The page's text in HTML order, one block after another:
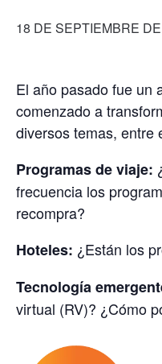
18 DE SEPTIEMBRE
El año pasado fue un
comenzado a
diversos temas, entre
Programas de viaje:
frecuencia los
recompra?
Hoteles: ¿Están los
Tecnología
virtual (RV)? ¿Cómo